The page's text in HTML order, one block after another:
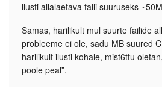
ilusti allalaetava faili suuruseks
Samas, harilikult mul suurte failide
probleeme ei ole, sadu MB suured
harilikult ilusti kohale, mist6ttu
poole peal”.